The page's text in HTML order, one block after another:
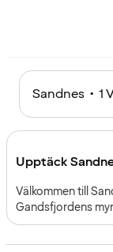
Sandnes • 1
Upptäck
Välkommen till
Gandsfjordens
kombinerar